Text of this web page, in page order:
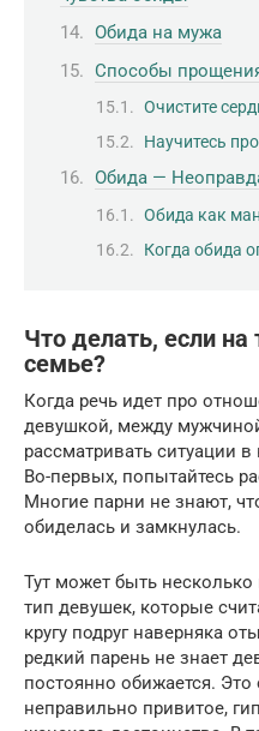
Обида на мужа
Способы
Очистите
Научитесь
Обида —
Обида как
Когда обида
Что делать, если на
семье?
Когда речь идет про
девушкой, между
рассматривать ситуации
Во-первых, попытайтесь
Многие парни не знают,
обиделась и замкнулась.
Тут может быть
тип девушек, которые
кругу подруг наверняка
редкий парень не знает
постоянно обижается.
неправильно привитое,